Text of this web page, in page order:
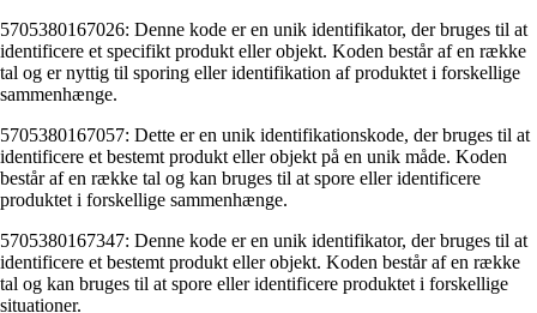
5705380167026: Denne kode er en unik identifikator, der bruges til at
identificere et specifikt produkt eller objekt. Koden består af en række
tal og er nyttig til sporing eller identifikation af produktet i forskellige
sammenhænge.
5705380167057: Dette er en unik identifikationskode, der bruges til at
identificere et bestemt produkt eller objekt på en unik måde. Koden
består af en række tal og kan bruges til at spore eller identificere
produktet i forskellige sammenhænge.
5705380167347: Denne kode er en unik identifikator, der bruges til at
identificere et bestemt produkt eller objekt. Koden består af en række
tal og kan bruges til at spore eller identificere produktet i forskellige
situationer.